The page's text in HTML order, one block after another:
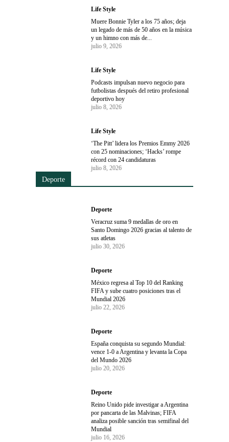
Life Style
Muere Bonnie Tyler a los 75 años; deja
un legado de más de 50 años en la música
y un himno con más de...
julio 9, 2026
Life Style
Podcasts impulsan nuevo negocio para
futbolistas después del retiro profesional
deportivo hoy
julio 8, 2026
Life Style
‘The Pitt’ lidera los Premios Emmy 2026
con 25 nominaciones; ‘Hacks’ rompe
récord con 24 candidaturas
julio 8, 2026
Deporte
Deporte
Veracruz suma 9 medallas de oro en
Santo Domingo 2026 gracias al talento de
sus atletas
julio 30, 2026
Deporte
México regresa al Top 10 del Ranking
FIFA y sube cuatro posiciones tras el
Mundial 2026
julio 22, 2026
Deporte
España conquista su segundo Mundial:
vence 1-0 a Argentina y levanta la Copa
del Mundo 2026
julio 20, 2026
Deporte
Reino Unido pide investigar a Argentina
por pancarta de las Malvinas; FIFA
analiza posible sanción tras semifinal del
Mundial
julio 16, 2026